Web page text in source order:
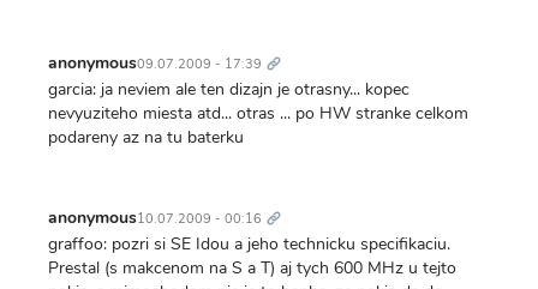
anonymous09.07.2009 - 17:39 odkaz
garcia: ja neviem ale ten dizajn je otrasny... kopec
nevyuziteho miesta atd... otras ... po HW stranke celkom
podareny az na tu baterku
anonymous10.07.2009 - 00:16 odkaz
graffoo: pozri si SE Idou a jeho technicku specifikaciu.
Prestal (s makcenom na S a T) aj tych 600 MHz u tejto